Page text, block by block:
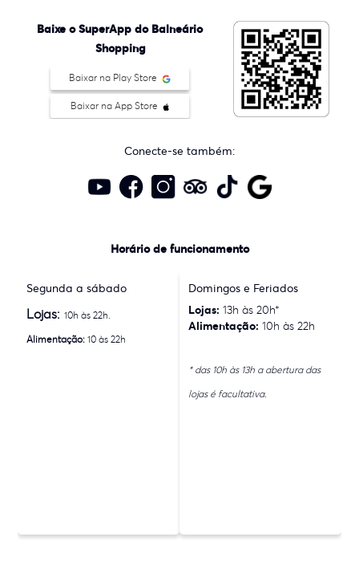
Baixe o SuperApp do Balneário
Shopping
Baixar na Play Store
Baixar na App Store
Conecte-se também:
Horário de funcionamento
Segunda a sábado
Lojas:10h às 22h.
Alimentação: 10 às 22h
Domingos e Feriados
Lojas: 13h às 20h*
Alimentação: 10h às 22h
* das 10h às 13h a abertura das
lojas é facultativa.